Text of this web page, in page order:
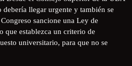
llegar urgente y también se
sancione una Ley de
que establezca un criterio de
universitario, para que no se